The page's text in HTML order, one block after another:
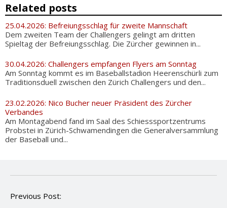
Related posts
25.04.2026: Befreiungsschlag für zweite Mannschaft
Dem zweiten Team der Challengers gelingt am dritten
Spieltag der Befreiungsschlag. Die Zürcher gewinnen in...
30.04.2026: Challengers empfangen Flyers am Sonntag
Am Sonntag kommt es im Baseballstadion Heerenschürli zum
Traditionsduell zwischen den Zürich Challengers und den...
23.02.2026: Nico Bucher neuer Präsident des Zürcher
Verbandes
Am Montagabend fand im Saal des Schiesssportzentrums
Probstei in Zürich-Schwamendingen die Generalversammlung
der Baseball und...
P
Previous Post: